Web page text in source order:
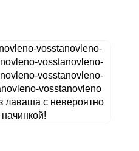
лаваша с невероятно